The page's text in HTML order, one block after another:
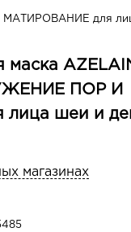
МАТИРОВАНИЕ для
маска
ПОР И
шеи и
магазинах